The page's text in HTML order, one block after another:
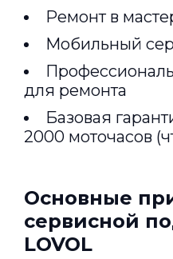
Ремонт в
Мобильный
для ремонта
Базовая
2000 моточасов
Основные
сервисной
LOVOL